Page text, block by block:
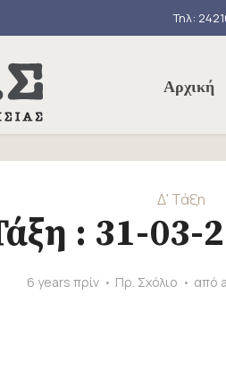
Τηλ:
Αρχική
Δ' Τάξη
: 31-03-
6 years πρίν Πρ. Σχόλιο από